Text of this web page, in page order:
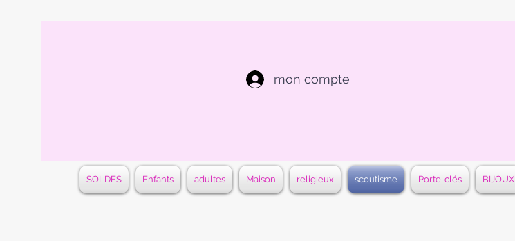
mon compte
SOLDES Enfants adultes Maison religieux scoutisme Porte-clés BIJOUX